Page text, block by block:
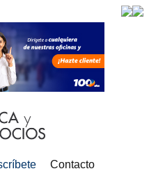
Contacto